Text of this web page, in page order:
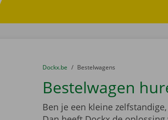
U bevindt zich hier:
van
Dockx.be naar
Bestelwagens
Bestelwagen
Ben je een kleine